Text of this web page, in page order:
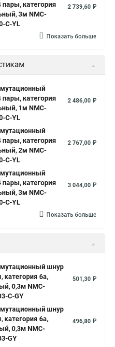
пары, категория
3м NMC-
C-YL
2 739,60 ₽
Показать больше
пары, категория
1м NMC-
C-YL
2 486,00 ₽
пары, категория
2м NMC-
C-YL
2 767,00 ₽
пары, категория
3м NMC-
C-YL
3 044,00 ₽
Показать больше
шнур
категория 6a,
0,3м NMC-
C-GY
501,30 ₽
шнур
категория 6a,
0,3м NMC-
GY
496,80 ₽